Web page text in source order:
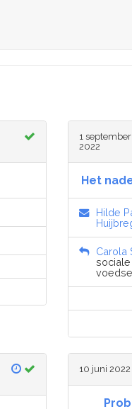
1
2022
Het
Hilde
Carola
sociale
10 juni